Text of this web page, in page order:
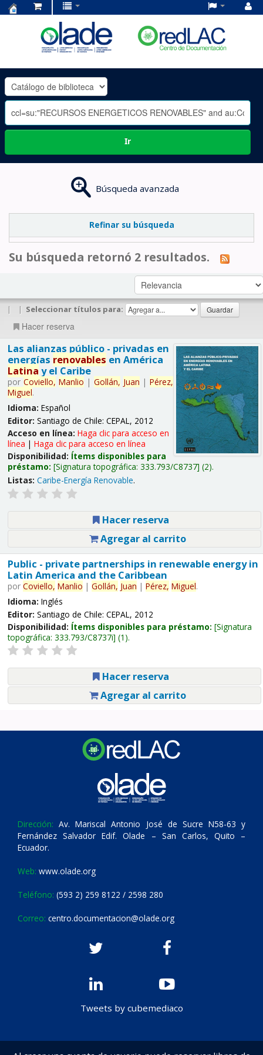
OLADE
-
Ir
Búsqueda avanzada
Refinar su búsqueda
Su búsqueda retornó 2 resultados.
| | Seleccionar títulos para:
Hacer reserva
Las alianzas público - privadas en
energías renovables en América
Latina y el Caribe
por Coviello, Manlio | Gollán, Juan | Pérez,
Miguel.
Idioma: Español
Editor: Santiago de Chile: CEPAL, 2012
Acceso en línea: Haga clic para acceso en
línea | Haga clic para acceso en línea
Disponibilidad: Ítems disponibles para
préstamo: Signatura topográfica: 333.793/C8737 (2).
Listas: Caribe-Energía Renovable.
Hacer reserva
Agregar al carrito
Public - private partnerships in renewable energy in
Latin America and the Caribbean
por Coviello, Manlio | Gollán, Juan | Pérez, Miguel.
Idioma: Inglés
Editor: Santiago de Chile: CEPAL, 2012
Disponibilidad: Ítems disponibles para préstamo: Signatura
topográfica: 333.793/C8737i (1).
Hacer reserva
Agregar al carrito
Dirección: Av. Mariscal Antonio José de Sucre N58-63 y
Fernández Salvador Edif. Olade – San Carlos, Quito –
Ecuador.
Web: www.olade.org
Teléfono: (593 2) 259 8122 / 2598 280
Correo: centro.documentacion@olade.org
Tweets by cubemediaco